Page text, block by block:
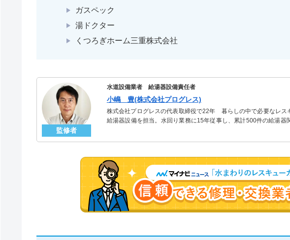
ガスペック
湯ドクター
くつろぎホーム三重株式会社
監修者
水道設備業者 給湯器設備責任者
小嶋 豊(株式会社プログレス)
株式会社プログレスの代表取締役で22年 暮らしの中で必要なレス
給湯器設備を担当。水回り業務に15年従事し、累計500件の給湯